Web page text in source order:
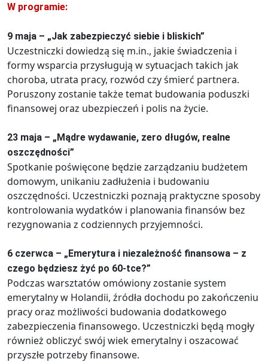
W programie:
9 maja – „Jak zabezpieczyć siebie i bliskich”
Uczestniczki dowiedzą się m.in., jakie świadczenia i
formy wsparcia przysługują w sytuacjach takich jak
choroba, utrata pracy, rozwód czy śmierć partnera.
Poruszony zostanie także temat budowania poduszki
finansowej oraz ubezpieczeń i polis na życie.
23 maja – „Mądre wydawanie, zero długów, realne
oszczędności”
Spotkanie poświęcone będzie zarządzaniu budżetem
domowym, unikaniu zadłużenia i budowaniu
oszczędności. Uczestniczki poznają praktyczne sposoby
kontrolowania wydatków i planowania finansów bez
rezygnowania z codziennych przyjemności.
6 czerwca – „Emerytura i niezależność finansowa – z
czego będziesz żyć po 60-tce?”
Podczas warsztatów omówiony zostanie system
emerytalny w Holandii, źródła dochodu po zakończeniu
pracy oraz możliwości budowania dodatkowego
zabezpieczenia finansowego. Uczestniczki będą mogły
również obliczyć swój wiek emerytalny i oszacować
przyszłe potrzeby finansowe.